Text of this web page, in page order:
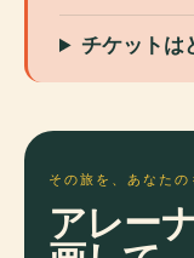
チケットは
その旅を、あなたの
アレー